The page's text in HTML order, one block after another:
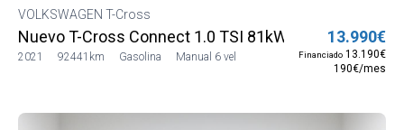
VOLKSWAGEN T-Cross
Nuevo T-Cross Connect 1.0 TSI 81kW (110CV) 6G
2021 92441km Gasolina Manual 6 vel
13.990€
Financiado 13.190€
190€/mes